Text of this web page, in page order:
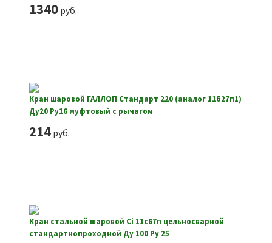
1340руб.
Кран шаровой ГАЛЛОП Стандарт 220 (аналог 11б27п1)
Ду20 Ру16 муфтовый с рычагом
214руб.
Кран стальной шаровой Ci 11с67п цельносварной
стандартнопроходной Ду 100 Ру 25